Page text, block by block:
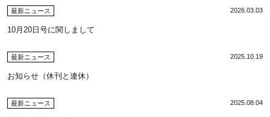
最新ニュース 2026.03.03
10月20日号に関しまして
最新ニュース 2025.10.19
お知らせ（休刊と連休）
最新ニュース 2025.08.04